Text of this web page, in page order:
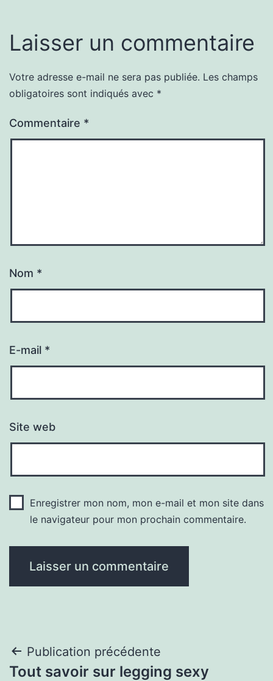
Laisser un commentaire
Votre adresse e-mail ne sera pas publiée. Les champs
obligatoires sont indiqués avec *
Commentaire *
Nom *
E-mail *
Site web
Enregistrer mon nom, mon e-mail et mon site dans
le navigateur pour mon prochain commentaire.
Navigation
Publication précédente
Tout savoir sur legging sexy